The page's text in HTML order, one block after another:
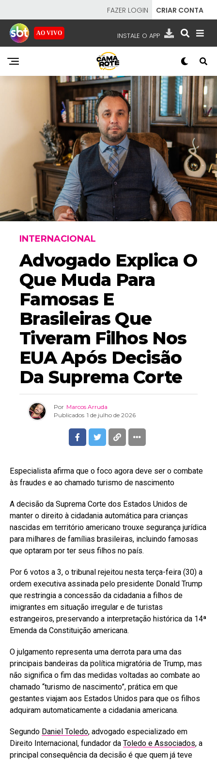
FAZER LOGIN CRIAR CONTA
AO VIVO INSTALE O APP
EMISSORAS
APP TV SBT
SBT- SISTEMA BRASILEIRO DE TELEVISÃO
INTERNACIONAL
Advogado Explica O
Que Muda Para
Famosas E
Brasileiras Que
Tiveram Filhos Nos
EUA Após Decisão
Da Suprema Corte
Por Marcos Arruda
Publicados 1 de julho de 2026
Especialista afirma que o foco agora deve ser o combate
às fraudes e ao chamado turismo de nascimento
A decisão da Suprema Corte dos Estados Unidos de
manter o direito à cidadania automática para crianças
nascidas em território americano trouxe segurança jurídica
para milhares de famílias brasileiras, incluindo famosas
que optaram por ter seus filhos no país.
Por 6 votos a 3, o tribunal rejeitou nesta terça-feira (30) a
ordem executiva assinada pelo presidente Donald Trump
que restringia a concessão da cidadania a filhos de
imigrantes em situação irregular e de turistas
estrangeiros, preservando a interpretação histórica da 14ª
Emenda da Constituição americana.
O julgamento representa uma derrota para uma das
principais bandeiras da política migratória de Trump, mas
não significa o fim das medidas voltadas ao combate ao
chamado “turismo de nascimento”, prática em que
gestantes viajam aos Estados Unidos para que os filhos
adquiram automaticamente a cidadania americana.
Segundo Daniel Toledo, advogado especializado em
Direito Internacional, fundador da Toledo e Associados, a
principal consequência da decisão é que quem já teve